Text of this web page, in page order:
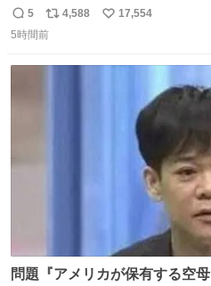
#中島健人ANN
返
信
5
リ
ポ
4,588
い
17,554
5時間前
問題『アメリカが保有する空母 5つ答